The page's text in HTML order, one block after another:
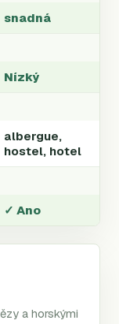
snadná
Nízký
albergue,
hostel, hotel
✓ Ano
a horskými